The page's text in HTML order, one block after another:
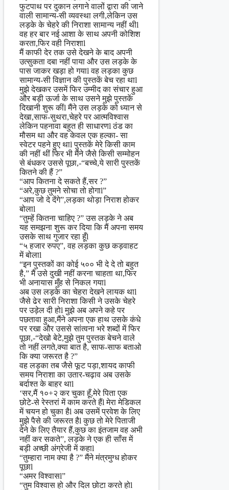
फुटपाथ पर दुकान लगाने वालों द्वारा की जाने
वाली सामान्य-सी व्यवस्था लगी,लेकिन उस
लड़के के चेहरे की निराशा सामान्य नहीं थीl
वह हर बार नई आशा के साथ अपनी कोशिश
करता,फिर वही निराशाl
मैं काफी देर तक उसे देखने के बाद अपनी
उत्सुकता दबा नहीं पाया और उस लड़के के
पास जाकर खड़ा हो गयाl वह लड़का कुछ
सामान्य-सी विज्ञान की पुस्तकें बेच रहा थाl
मुझे देखकर उसमें फिर उम्मीद का संचार हुआ
और बड़ी ऊर्जा के साथ उसने मुझे पुस्तकें
दिखानी शुरू कींl मैंने उस लड़के को ध्यान से
देखा,साफ-सुथरा,चेहरे पर आत्मविश्वास
लेकिन पहनावा बहुत ही साधारणl ठंड का
मौसम था और वह केवल एक हल्का- सा
स्वेटर पहने हुए थाl पुस्तकें मेरे किसी काम
की नहीं थीं फिर भी मैंने जैसे किसी सम्मोहन
से बंधकर उससे पूछा,-“बच्चे,ये सारी पुस्तकें
कितने की हैं ?”
“आप कितना दे सकते हैं,सर ?”
“अरे,कुछ तुमने सोचा तो होगाl”
“आप जो दे देंगे”,लड़का थोड़ा निराश होकर
बोलाl
“तुम्हें कितना चाहिए ?” उस लड़के ने अब
यह समझना शुरू कर दिया कि मैं अपना समय
उसके साथ गुजार रहा हूँl
“५ हजार रुपए”, वह लड़का कुछ कड़वाहट
में बोलाl
“इन पुस्तकों का कोई ५०० भी दे दे तो बहुत
है,” मैं उसे दुखी नहीं करना चाहता था,फिर
भी अनायास मुँह से निकल गयाl
अब उस लड़के का चेहरा देखने लायक थाl
जैसे ढेर सारी निराशा किसी ने उसके चेहरे
पर उड़ेल दी होl मुझे अब अपने कहे पर
पछतावा हुआ,मैंने अपना एक हाथ उसके कंधे
पर रखा और उससे सांत्वना भरे शब्दों में फिर
पूछा,-“देखो बेटे,मुझे तुम पुस्तक बेचने वाले
तो नहीं लगते,क्या बात है, साफ-साफ बताओ
कि क्या जरूरत है ?”
वह लड़का तब जैसे फूट पड़ा,शायद काफी
समय निराशा का उतार-चढ़ाव अब उसके
बर्दाश्त के बाहर थाl
‘सर,मैं १०+२ कर चुका हूँ,मेरे पिता एक
छोटे-से रेस्तरां में काम करते हैंl मेरा मेडिकल
में चयन हो चुका हैl अब उसमें प्रवेश के लिए
मुझे पैसे की जरूरत हैl कुछ तो मेरे पिताजी
देने के लिए तैयार हैं,कुछ का इंतजाम वह अभी
नहीं कर सकते”, लड़के ने एक ही साँस में
बड़ी अच्छी अंग्रेजी में कहाl
“तुम्हारा नाम क्या है ?” मैंने मंत्रमुग्ध होकर
पूछाl
“अमर विश्वासl”
“तुम विश्वास हो और दिल छोटा करते होl